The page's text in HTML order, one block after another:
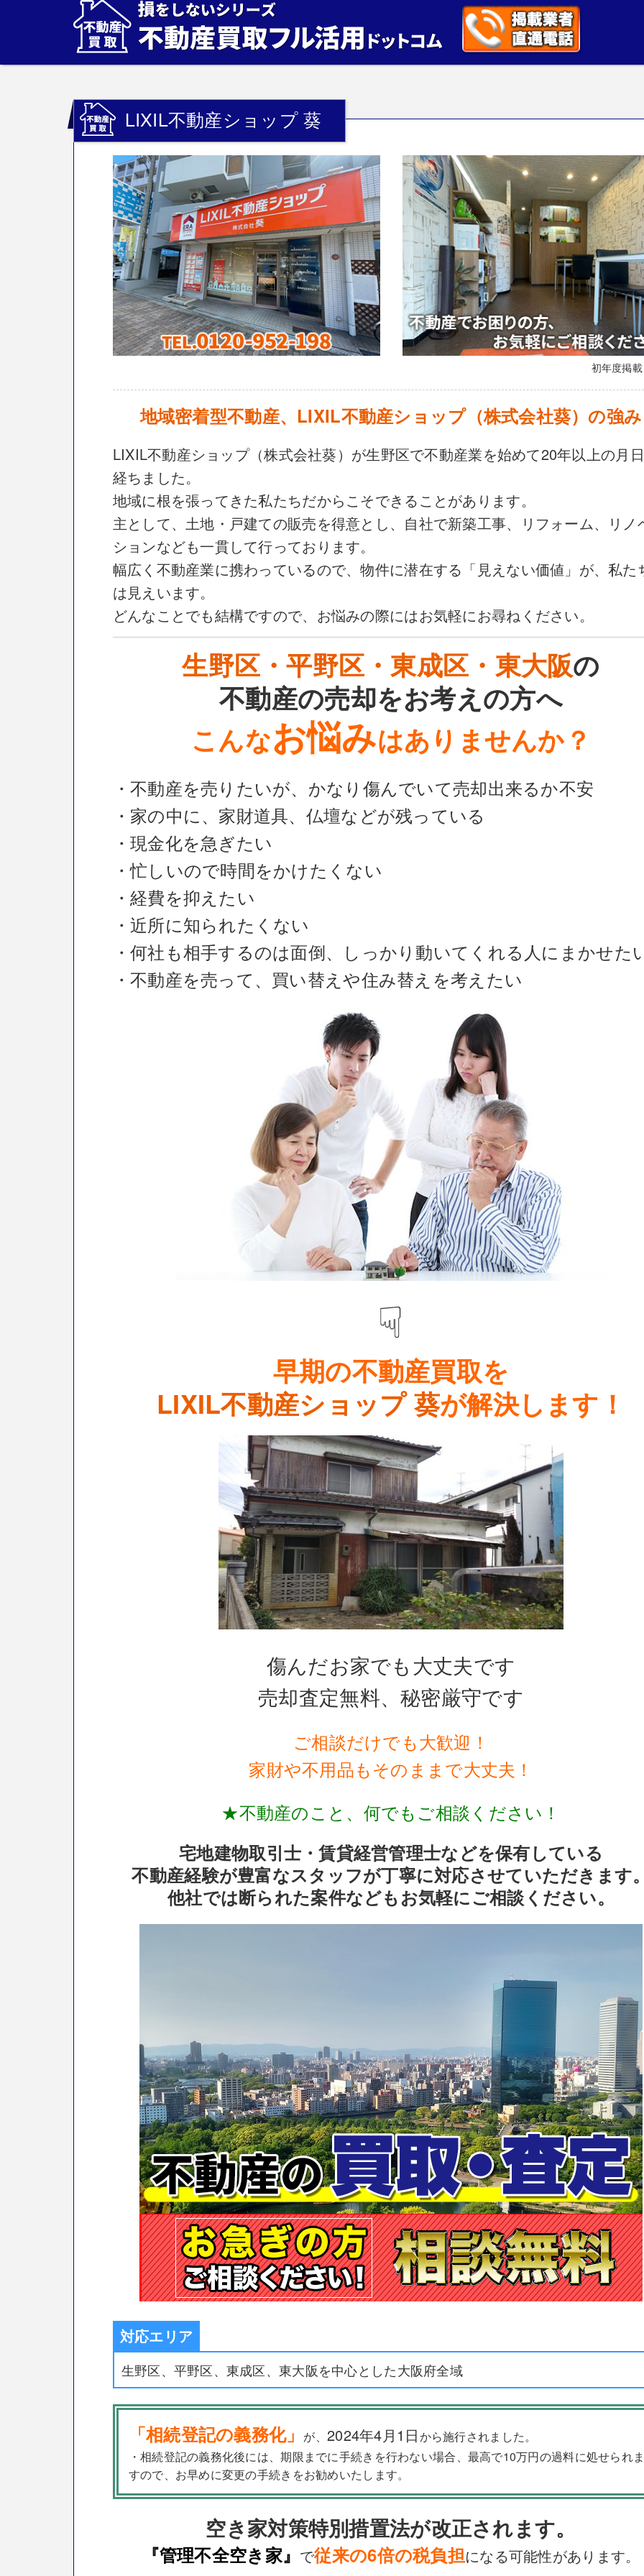
LIXIL不動産ショップ 葵
初年度掲
地域密着型不動産、LIXIL不動産ショップ（株式会社葵）の強み
LIXIL不動産ショップ（株式会社葵）が生野区で不動産業を始めて20年以上の月
経ちました。
地域に根を張ってきた私たちだからこそできることがあります。
主として、土地・戸建ての販売を得意とし、自社で新築工事、リフォーム、リノ
ションなども一貫して行っております。
幅広く不動産業に携わっているので、物件に潜在する「見えない価値」が、私た
は見えいます。
どんなことでも結構ですので、お悩みの際にはお気軽にお尋ねください。
生野区・平野区・東成区・東大阪の
不動産の売却をお考えの方へ
こんなお悩みはありませんか？
・不動産を売りたいが、かなり傷んでいて売却出来るか不安
・家の中に、家財道具、仏壇などが残っている
・現金化を急ぎたい
・忙しいので時間をかけたくない
・経費を抑えたい
・近所に知られたくない
・何社も相手するのは面倒、しっかり動いてくれる人にまかせた
・不動産を売って、買い替えや住み替えを考えたい
☟
早期の不動産買取を
LIXIL不動産ショップ 葵が解決します！
傷んだお家でも大丈夫です
売却査定無料、秘密厳守です
ご相談だけでも大歓迎！
家財や不用品もそのままで大丈夫！
★不動産のこと、何でもご相談ください！
宅地建物取引士・賃貸経営管理士などを保有している
不動産経験が豊富なスタッフが丁寧に対応させていただきます
他社では断られた案件などもお気軽にご相談ください。
対応エリア
生野区、平野区、東成区、東大阪を中心とした大阪府全域
「相続登記の義務化」 が、2024年4月1日から施行されました。
・相続登記の義務化後には、期限までに手続きを行わない場合、最高で10万円の過料に処せられ
すので、お早めに変更の手続きをお勧めいたします。
空き家対策特別措置法が改正されます。
『管理不全空き家』 で従来の6倍の税負担になる可能性があります。